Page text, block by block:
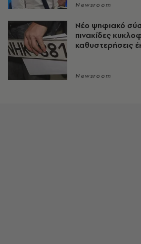
Newsroom
Νέο ψηφιακό
πινακίδες
καθυστερήσεις
Newsroom